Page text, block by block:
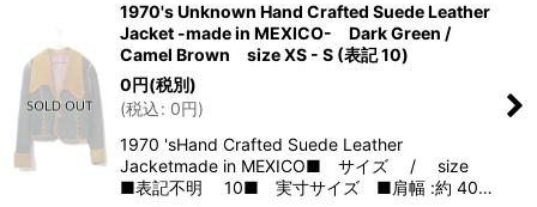
1970's Unknown Hand Crafted Suede Leather
Jacket -made in MEXICO- Dark Green /
Camel Brown size XS - S (表記 10)
0円(税別)
(税込: 0円)
1970 'sHand Crafted Suede Leather
Jacketmade in MEXICO■ サイズ / size
■表記不明 10■ 実寸サイズ ■肩幅 :約 40…